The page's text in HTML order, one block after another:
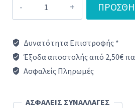
Φριτέζας
Actifry
FZ700231
ΧΡΩΜΑ
Δυνατότητα Επιστροφής *
Έξοδα αποστολής από 2,50€
Ασφαλείς Πληρωμές
ΑΣΦΑΛΕΙΣ ΣΥΝΑΛΛΑΓΕΣ